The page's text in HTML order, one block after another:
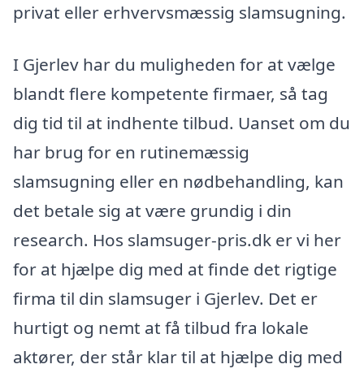
privat eller erhvervsmæssig slamsugning.
I Gjerlev har du muligheden for at vælge
blandt flere kompetente firmaer, så tag
dig tid til at indhente tilbud. Uanset om du
har brug for en rutinemæssig
slamsugning eller en nødbehandling, kan
det betale sig at være grundig i din
research. Hos slamsuger-pris.dk er vi her
for at hjælpe dig med at finde det rigtige
firma til din slamsuger i Gjerlev. Det er
hurtigt og nemt at få tilbud fra lokale
aktører, der står klar til at hjælpe dig med